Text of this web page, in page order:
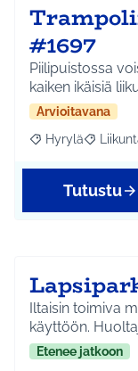
#1697
Piilipuistossa
Arvioitavana
Rajaa tulokset
Hyrylä Rajaa
Tutustu
Iltaisin toimiva
käyttöön.
Etenee jatkoon